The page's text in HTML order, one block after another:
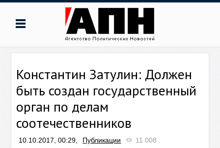
Константин Затулин: Должен
быть создан государственный
орган по делам
соотечественников
10.10.2017, 00:29, Публикации
11 008